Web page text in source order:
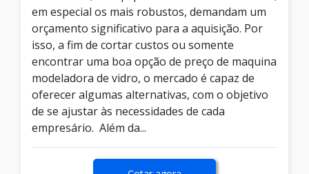
em especial os mais robustos, demandam um
orçamento significativo para a aquisição. Por
isso, a fim de cortar custos ou somente
encontrar uma boa opção de preço de maquina
modeladora de vidro, o mercado é capaz de
oferecer algumas alternativas, com o objetivo
de se ajustar às necessidades de cada
empresário. Além da...